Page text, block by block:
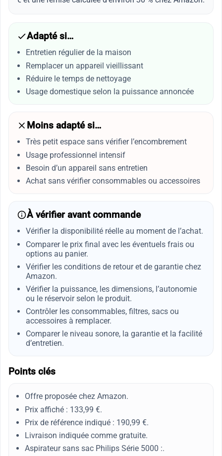
Adapté si…
Entretien régulier de la maison
Remplacer un appareil vieillissant
Réduire le temps de nettoyage
Usage domestique selon la puissance annoncée
Moins adapté si…
Très petit espace sans vérifier l’encombrement
Usage professionnel intensif
Besoin d’un appareil sans entretien
Achat sans vérifier consommables ou accessoires
À vérifier avant commande
Vérifier la disponibilité réelle au moment de l’achat.
Comparer le prix final avec les éventuels frais ou
options au panier.
Vérifier les conditions de retour et de garantie chez
Amazon.
Vérifier la puissance, les dimensions, l’autonomie
ou le réservoir selon le produit.
Contrôler les consommables, filtres, sacs ou
accessoires à remplacer.
Comparer le niveau sonore, la garantie et la facilité
d’entretien.
Points clés
Offre proposée chez Amazon.
Prix affiché : 133,99 €.
Prix de référence indiqué : 190,99 €.
Livraison indiquée comme gratuite.
Aspirateur sans sac Philips Série 5000 :.